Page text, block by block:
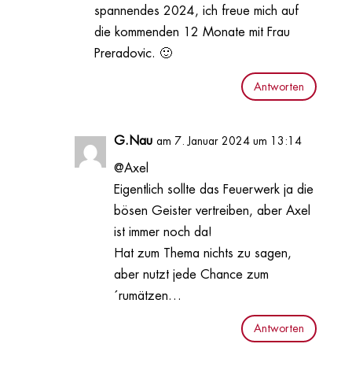
spannendes 2024, ich freue mich auf
die kommenden 12 Monate mit Frau
Preradovic. 🙂
Antworten
G.Nau am 7. Januar 2024 um 13:14
@Axel
Eigentlich sollte das Feuerwerk ja die
bösen Geister vertreiben, aber Axel
ist immer noch da!
Hat zum Thema nichts zu sagen,
aber nutzt jede Chance zum
´rumätzen…
Antworten